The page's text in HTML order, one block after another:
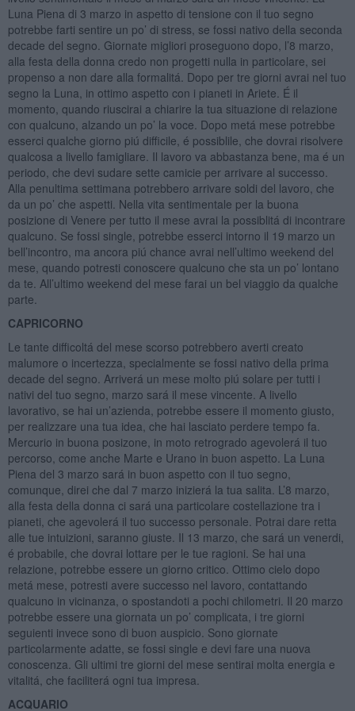
Luna Piena di 3 marzo in aspetto di tensione con il tuo segno
potrebbe farti sentire un po’ di stress, se fossi nativo della seconda
decade del segno. Giornate migliori proseguono dopo, l’8 marzo,
alla festa della donna credo non progetti nulla in particolare, sei
propenso a non dare alla formalitá. Dopo per tre giorni avrai nel tuo
segno la Luna, in ottimo aspetto con i pianeti in Ariete. É il
momento, quando riuscirai a chiarire la tua situazione di relazione
con qualcuno, alzando un po’ la voce. Dopo metá mese potrebbe
esserci qualche giorno piú difficile, é possiblile, che dovrai risolvere
qualcosa a livello famigliare. Il lavoro va abbastanza bene, ma é un
periodo, che devi sudare sette camicie per arrivare al successo.
Alla penultima settimana potrebbero arrivare soldi del lavoro, che
da un po’ che aspetti. Nella vita sentimentale per la buona
posizione di Venere per tutto il mese avrai la possiblitá di incontrare
qualcuno. Se fossi single, potrebbe esserci intorno il 19 marzo un
bell’incontro, ma ancora piú chance avrai nell’ultimo weekend del
mese, quando potresti conoscere qualcuno che sta un po’ lontano
da te. All’ultimo weekend del mese farai un bel viaggio da qualche
parte.
CAPRICORNO
Le tante difficoltá del mese scorso potrebbero averti creato
malumore o incertezza, specialmente se fossi nativo della prima
decade del segno. Arriverá un mese molto piú solare per tutti i
nativi del tuo segno, marzo sará il mese vincente. A livello
lavorativo, se hai un’azienda, potrebbe essere il momento giusto,
per realizzare una tua idea, che hai lasciato perdere tempo fa.
Mercurio in buona posizone, in moto retrogrado agevolerá il tuo
percorso, come anche Marte e Urano in buon aspetto. La Luna
Piena del 3 marzo sará in buon aspetto con il tuo segno,
comunque, direi che dal 7 marzo inizierá la tua salita. L’8 marzo,
alla festa della donna ci sará una particolare costellazione tra i
pianeti, che agevolerá il tuo successo personale. Potrai dare retta
alle tue intuizioni, saranno giuste. Il 13 marzo, che sará un venerdi,
é probabile, che dovrai lottare per le tue ragioni. Se hai una
relazione, potrebbe essere un giorno critico. Ottimo cielo dopo
metá mese, potresti avere successo nel lavoro, contattando
qualcuno in vicinanza, o spostandoti a pochi chilometri. Il 20 marzo
potrebbe essere una giornata un po’ complicata, i tre giorni
seguienti invece sono di buon auspicio. Sono giornate
particolarmente adatte, se fossi single e devi fare una nuova
conoscenza. Gli ultimi tre giorni del mese sentirai molta energia e
vitalitá, che faciliterá ogni tua impresa.
ACQUARIO